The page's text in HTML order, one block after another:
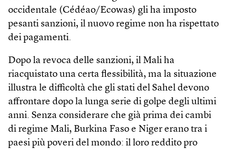
occidentale (Cédéao/Ecowas) gli ha imposto
pesanti sanzioni, il nuovo regime non ha rispettato
dei pagamenti.
Dopo la revoca delle sanzioni, il Mali ha
riacquistato una certa flessibilità, ma la situazione
illustra le difficoltà che gli stati del Sahel devono
affrontare dopo la lunga serie di golpe degli ultimi
anni. Senza considerare che già prima dei cambi
di regime Mali, Burkina Faso e Niger erano tra i
paesi più poveri del mondo: il loro reddito pro